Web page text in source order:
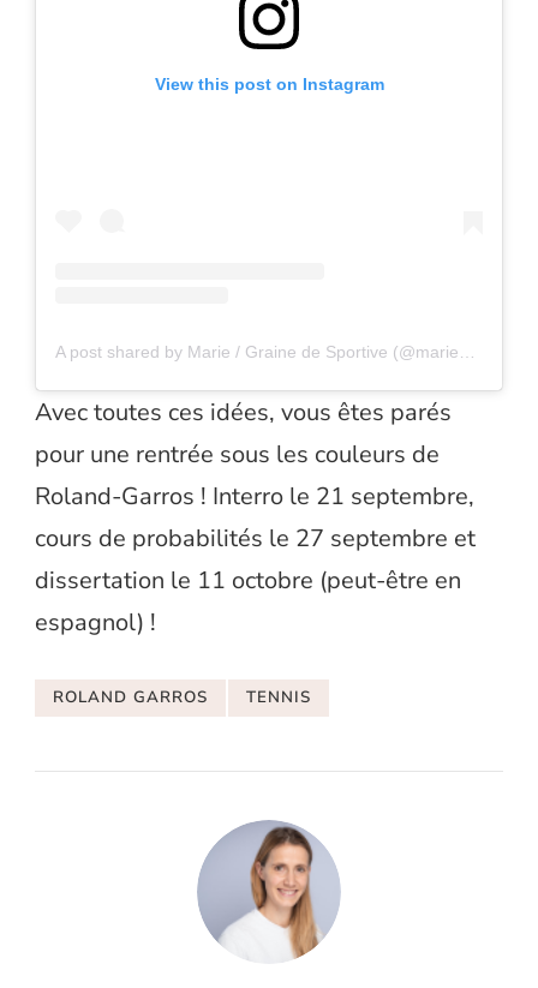
View this post on Instagram
Avec toutes ces idées, vous êtes parés
pour une rentrée sous les couleurs de
Roland-Garros ! Interro le 21 septembre,
cours de probabilités le 27 septembre et
dissertation le 11 octobre (peut-être en
espagnol) !
ROLAND GARROS TENNIS